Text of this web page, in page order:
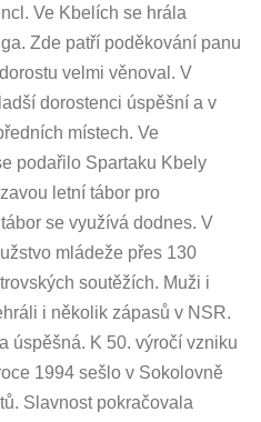
Ve Kbelích se hrála
Zde patří poděkování panu
velmi věnoval. V
dorostenci úspěšní a v
místech. Ve
podařilo Spartaku Kbely
letní tábor pro
se využívá dodnes. V
mládeže přes 130
soutěžích. Muži i
i několik zápasů v NSR.
úspěšná. K 50. výročí vzniku
1994 sešlo v Sokolovně
Slavnost pokračovala